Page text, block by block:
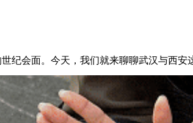
会面。今天，我们就来聊聊武汉与西安